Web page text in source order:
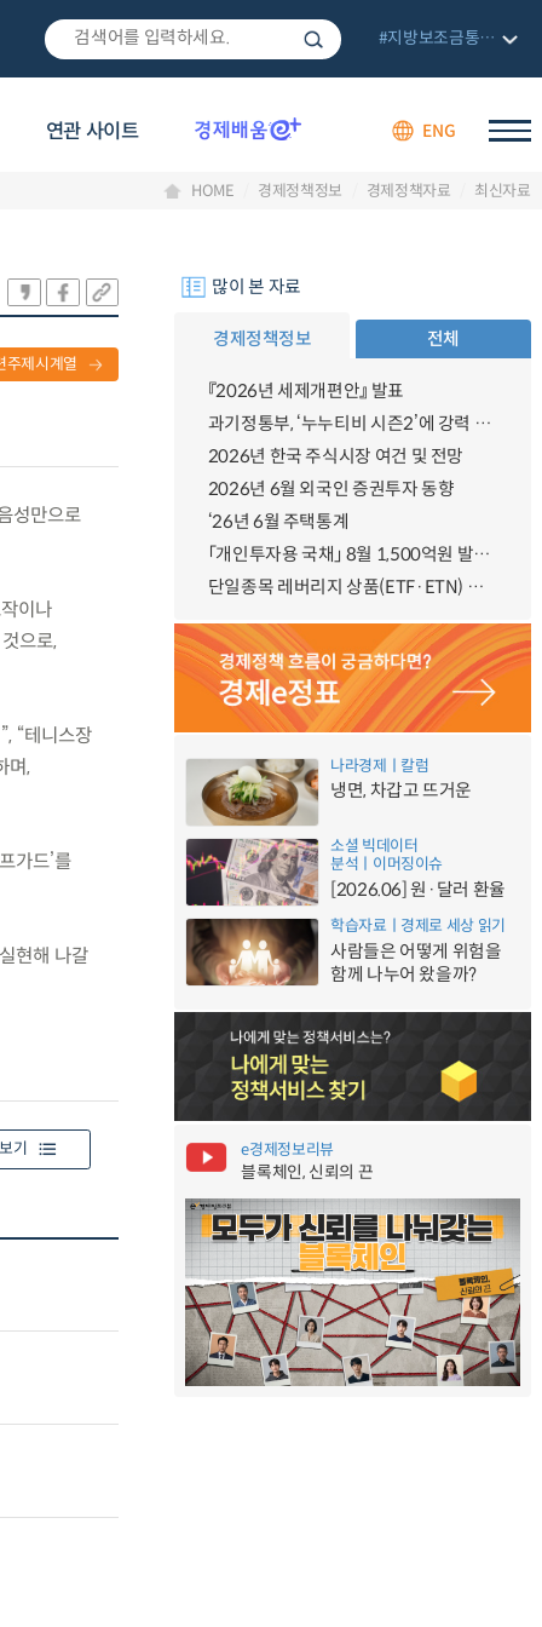
연관 사이트 ENG
#지방보조금통합관리망
HOME 경제정책정보 경제정책자료 최신자료
주제시계열
성만으로
이나
으로,
“테니스장
며,
가드’를
현해 나갈
기
많이 본 자료
경제정책정보 전체
『2026년 세제개편안』 발표
과기정통부, ‘누누티비 시즌2’에 강력 대응 의지 밝혀
2026년 한국 주식시장 여건 및 전망
2026년 6월 외국인 증권투자 동향
‘26년 6월 주택통계
「개인투자용 국채」 8월 1,500억원 발행 예정
단일종목 레버리지 상품(ETF·ETN) 기본예탁금 강화 조기시행 방안 안내
나라경제ㅣ칼럼
냉면, 차갑고 뜨거운
소셜 빅데이터
분석ㅣ이머징이슈
[2026.06] 원·달러 환율
학습자료ㅣ경제로 세상 읽기
사람들은 어떻게 위험을
함께 나누어 왔을까?
e경제정보리뷰
블록체인, 신뢰의 끈